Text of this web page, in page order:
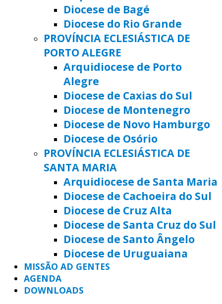
Diocese de Bagé
Diocese do Rio Grande
PROVÍNCIA ECLESIÁSTICA DE
PORTO ALEGRE
Arquidiocese de Porto
Alegre
Diocese de Caxias do Sul
Diocese de Montenegro
Diocese de Novo Hamburgo
Diocese de Osório
PROVÍNCIA ECLESIÁSTICA DE
SANTA MARIA
Arquidiocese de Santa Maria
Diocese de Cachoeira do Sul
Diocese de Cruz Alta
Diocese de Santa Cruz do Sul
Diocese de Santo Ângelo
Diocese de Uruguaiana
MISSÃO AD GENTES
AGENDA
DOWNLOADS